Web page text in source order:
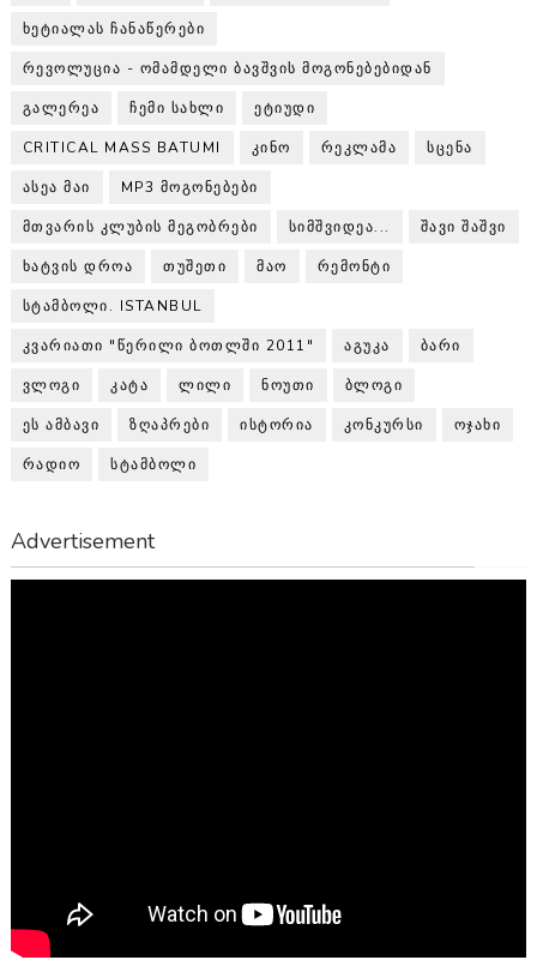
ᲮᲔᲢᲘᲐᲚᲐᲡ ᲩᲐᲜᲐᲬᲔᲠᲔᲑᲘ
ᲠᲔᲕᲝᲚᲣᲪᲘᲐ - ᲝᲛᲐᲛᲓᲔᲚᲘ ᲑᲐᲕᲨᲕᲘᲡ ᲛᲝᲒᲝᲜᲔᲑᲔᲑᲘᲓᲐᲜ
ᲒᲐᲚᲔᲠᲔᲐ ᲩᲔᲛᲘ ᲡᲐᲮᲚᲘ ᲔᲢᲘᲣᲓᲘ
CRITICAL MASS BATUMI ᲙᲘᲜᲝ ᲠᲔᲙᲚᲐᲛᲐ ᲡᲪᲔᲜᲐ
ᲐᲡᲔᲐ ᲛᲐᲘ MP3 ᲛᲝᲒᲝᲜᲔᲑᲔᲑᲘ
ᲛᲗᲕᲐᲠᲘᲡ ᲙᲚᲣᲑᲘᲡ ᲛᲔᲒᲝᲑᲠᲔᲑᲘ ᲡᲘᲛᲨᲕᲘᲓᲔᲐ... ᲨᲐᲕᲘ ᲨᲐᲨᲕᲘ
ᲮᲐᲢᲕᲘᲡ ᲓᲠᲝᲐ ᲗᲣᲨᲔᲗᲘ ᲛᲐᲝ ᲠᲔᲛᲝᲜᲢᲘ
ᲡᲢᲐᲛᲑᲝᲚᲘ. ISTANBUL
ᲙᲕᲐᲠᲘᲐᲗᲘ "ᲬᲔᲠᲘᲚᲘ ᲑᲝᲗᲚᲨᲘ 2011" ᲐᲒᲣᲙᲐ ᲑᲐᲠᲘ
ᲕᲚᲝᲒᲘ ᲙᲐᲢᲐ ᲚᲘᲚᲘ ᲜᲝᲣᲗᲘ ᲑᲚᲝᲒᲘ
ᲔᲡ ᲐᲛᲑᲐᲕᲘ ᲖᲦᲐᲞᲠᲔᲑᲘ ᲘᲡᲢᲝᲠᲘᲐ ᲙᲝᲜᲙᲣᲠᲡᲘ ᲝᲯᲐᲮᲘ
ᲠᲐᲓᲘᲝ ᲡᲢᲐᲛᲑᲝᲚᲘ
Advertisement